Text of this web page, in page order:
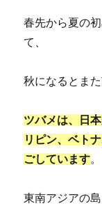
春先から夏の
て、
秋になるとま
ツバメは、日
リピン、ベト
ごしています。
東南アジアの